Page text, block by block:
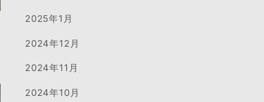
2025年1月
2024年12月
2024年11月
2024年10月